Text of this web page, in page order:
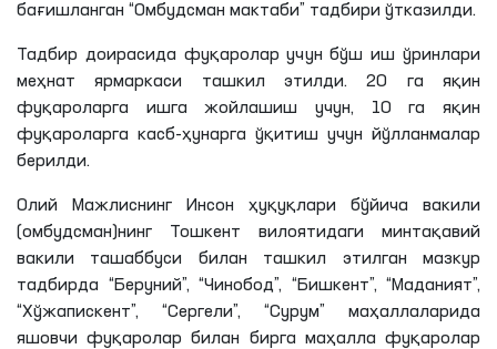
бағишланган “Омбудсман мактаби” тадбири ўтказилди.
Тадбир доирасида фуқаролар учун бўш иш ўринлари
меҳнат ярмаркаси ташкил этилди. 20 га яқин
фуқароларга ишга жойлашиш учун, 10га яқин
фуқароларга касб-ҳунарга ўқитиш учун йўлланмалар
берилди.
Олий Мажлиснинг Инсон ҳуқуқлари бўйича вакили
(омбудсман)нинг Тошкент вилоятидаги минтақавий
вакили ташаббуси билан ташкил этилган мазкур
тадбирда “Беруний”, “Чинобод”, “Бишкент”, “Маданият”,
“Хўжапискент”, “Сергели”, “Сурум” маҳаллаларида
яшовчи фуқаролар билан бирга маҳалла фуқаролар